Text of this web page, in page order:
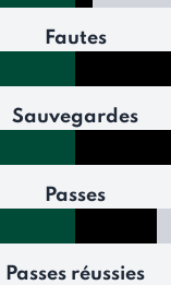
Fautes
Sauvegardes
Passes
Passes réussies